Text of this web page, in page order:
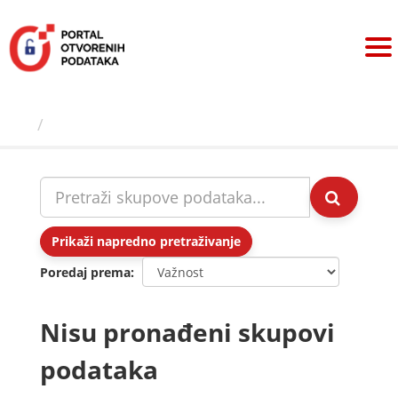
sadržaj
Prikaži napredno pretraživanje
Poredaj prema
Nisu pronađeni skupovi
podataka